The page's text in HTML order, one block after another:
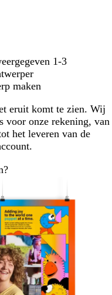
1-3
maken
eruit komt te zien. Wij
voor onze rekening, van
het leveren van de